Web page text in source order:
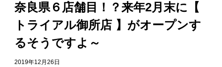
奈良県６店舗目！？来年2月末に【
トライアル御所店 】がオープンす
るそうですよ～
2019年12月26日